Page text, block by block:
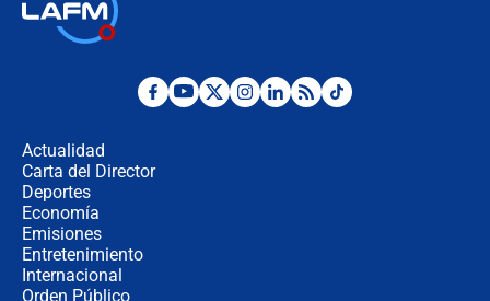
¿Por qué De la Espriella gobernará
Actualidad
Carta del Director
Deportes
Economía
Emisiones
Entretenimiento
Internacional
Orden Público